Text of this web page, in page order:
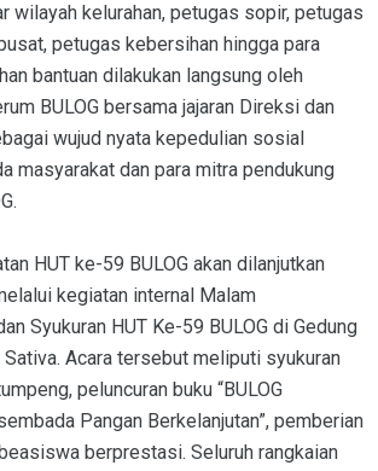
wilayah kelurahan, petugas sopir, petugas
petugas kebersihan hingga para
bantuan dilakukan langsung oleh
BULOG bersama jajaran Direksi dan
wujud nyata kepedulian sosial
masyarakat dan para mitra pendukung
HUT ke-59 BULOG akan dilanjutkan
kegiatan internal Malam
Syukuran HUT Ke-59 BULOG di Gedung
Sativa. Acara tersebut meliputi syukuran
peluncuran buku “BULOG
Pangan Berkelanjutan”, pemberian
berprestasi. Seluruh rangkaian